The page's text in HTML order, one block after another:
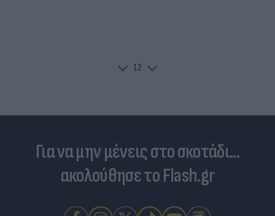
12
Για να μην μένεις στο σκοτάδι...
ακολούθησε το Flash.gr